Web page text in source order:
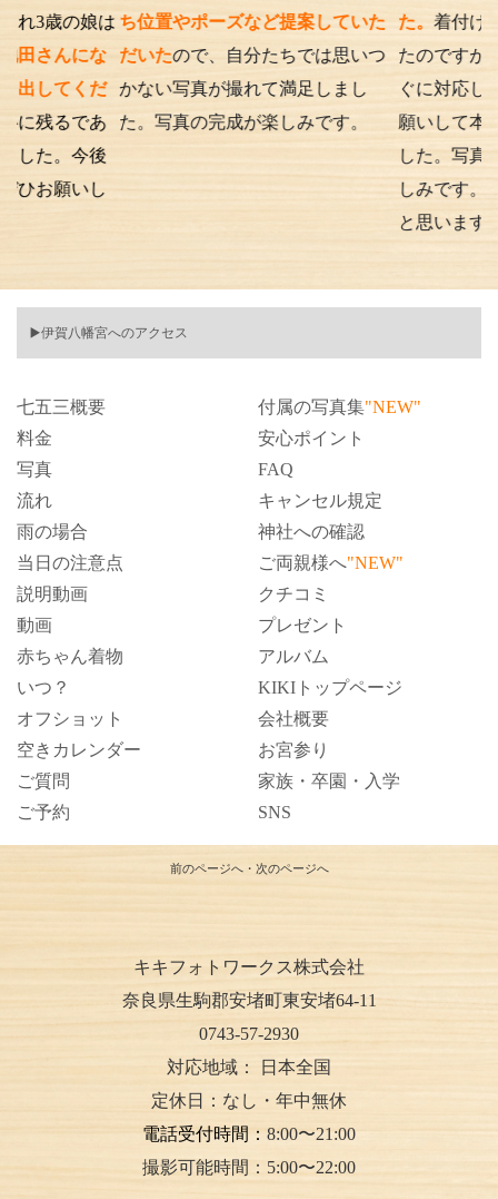
娘は
な
だ
あ
後
し
ち位置やポーズなど提案していた
だいたので、自分たちでは思いつ
かない写真が撮れて満足しまし
た。写真の完成が楽しみです。
た。着付けとアテン
たのですが、撮影時
ぐに対応してくださ
願いして本当に良か
した。写真の仕上が
しみです。また次も
と思います。
▶️伊賀八幡宮へのアクセス
七五三概要
料金
写真
流れ
雨の場合
当日の注意点
説明動画
動画
赤ちゃん着物
いつ？
オフショット
空きカレンダー
ご質問
ご予約
付属の写真集"NEW"
安心ポイント
FAQ
キャンセル規定
神社への確認
ご両親様へ"NEW"
クチコミ
プレゼント
アルバム
KIKIトップページ
会社概要
お宮参り
家族・卒園・入学
SNS
前のページへ・ 次のページへ
キキフォトワークス株式会社
奈良県生駒郡安堵町東安堵64-11
0743-57-2930
対応地域：
日本全国
定休日：なし・年中無休
電話受付時間： 8:00〜21:00
撮影可能時間：5:00〜22:00